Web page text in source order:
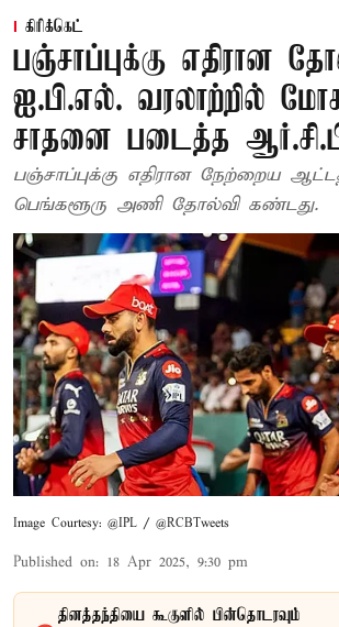
கிரிக்கெட்
பஞ்சாப்புக்கு எதிரான
ஐ.பி.எல். வரலாற்றில்
சாதனை படைத்த
பஞ்சாப்புக்கு எதிரான நேற்றைய
பெங்களூரு அணி தோல்வி கண்டது.
Image Courtesy: @IPL / @RCBTweets
Published on: 18 Apr 2025, 9:30 pm
தினத்தந்தியை கூகுளில் பின்தொடரவும்